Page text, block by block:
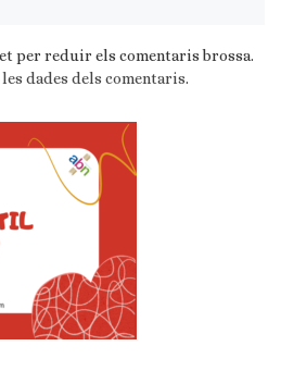
per reduir els comentaris brossa.
dades dels comentaris.